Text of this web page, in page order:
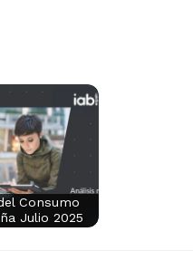
Consumo
Julio 2025